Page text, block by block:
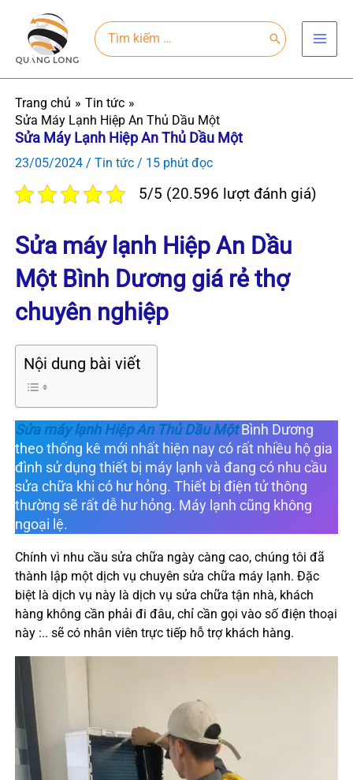
dung
Search
for:
Trang chủ
Tin tức
Sửa Máy Lạnh Hiệp An Thủ Dầu Một
Sửa Máy Lạnh Hiệp An Thủ Dầu Một
23/05/2024 / Tin tức/ 15 phút đọc
5/5 (20.596 lượt đánh giá)
Sửa máy lạnh Hiệp An Dầu
Một Bình Dương giá rẻ thợ
chuyên nghiệp
Nội dung bài viết
Sửa máy lạnh Hiệp An Thủ Dầu Một Bình Dương
theo thống kê mới nhất hiện nay có rất nhiều hộ gia
đình sử dụng thiết bị máy lạnh và đang có nhu cầu
sửa chữa khi có hư hỏng. Thiết bị điện tử thông
thường sẽ rất dễ hư hỏng. Máy lạnh cũng không
ngoại lệ.
Chính vì nhu cầu sửa chữa ngày càng cao, chúng tôi đã
thành lập một dịch vụ chuyên sửa chữa máy lạnh. Đặc
biệt là dịch vụ này là dịch vụ sửa chữa tận nhà, khách
hàng không cần phải đi đâu, chỉ cần gọi vào số điện thoại
này :.. sẽ có nhân viên trực tiếp hỗ trợ khách hàng.